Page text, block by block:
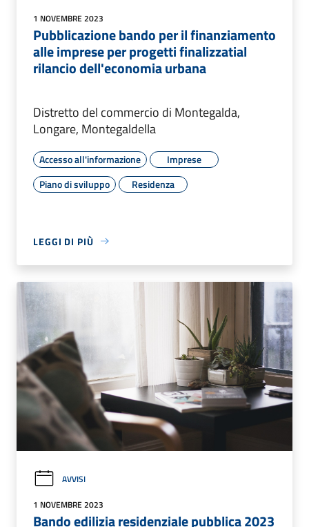
1 NOVEMBRE 2023
Pubblicazione bando per il finanziamento
alle imprese per progetti finalizzatial
rilancio dell'economia urbana
Distretto del commercio di Montegalda,
Longare, Montegaldella
Accesso all'informazione
Imprese
Piano di sviluppo
Residenza
LEGGI DI PIÙ
AVVISI
1 NOVEMBRE 2023
Bando edilizia residenziale pubblica 2023